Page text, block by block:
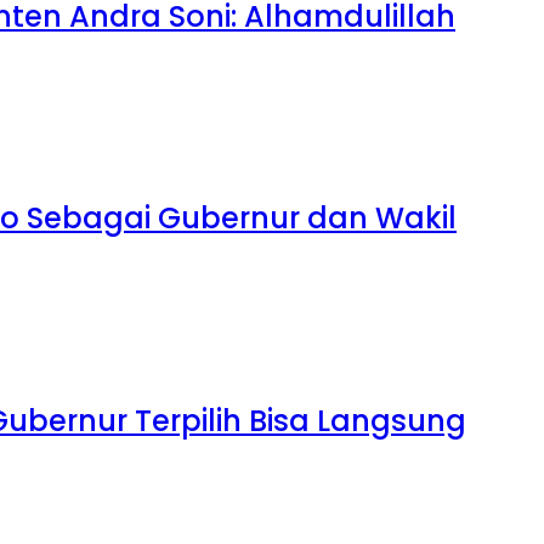
Andra Soni: Alhamdulillah
Sebagai Gubernur dan Wakil
Terpilih Bisa Langsung